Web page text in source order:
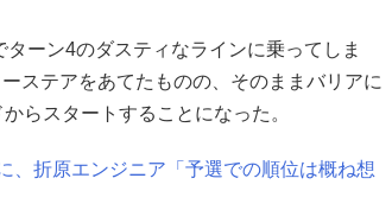
ーン4のダスティなラインに乗ってしま
ステアをあてたものの、そのままバリアに
らスタートすることになった。
、折原エンジニア「予選での順位は概ね想